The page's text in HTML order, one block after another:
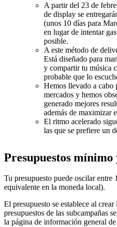
A partir del 23 de
de display se
(unos 10 días para
en lugar de intentar
posible.
A este método de
Está diseñado para
y compartir tu música
probable que lo
Hemos llevado a cabo
mercados y hemos
generado mejores
además de maximizar
El ritmo acelerado
las que se prefiere un
Presupuestos
Tu presupuesto puede oscilar
equivalente en la moneda local).
El presupuesto se establece al
presupuestos de las subcampañas
la página de información general